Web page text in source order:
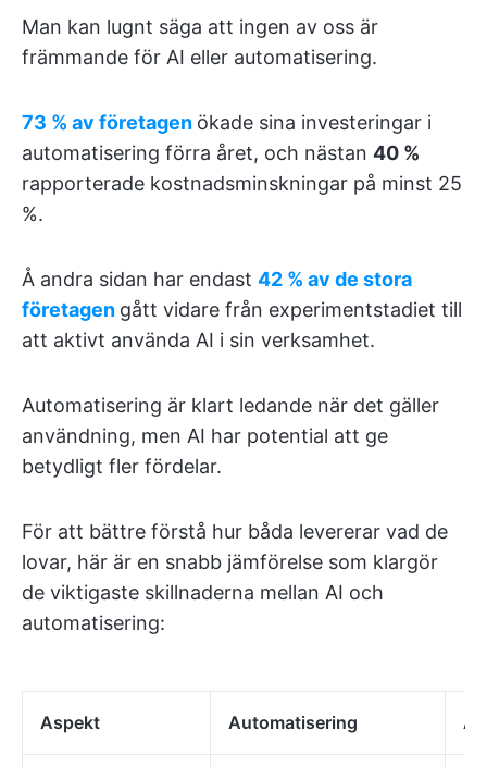
Man kan lugnt säga att ingen av oss är
främmande för AI eller automatisering.
73 % av företagen ökade sina investeringar i
automatisering förra året, och nästan 40 %
rapporterade kostnadsminskningar på minst 25
%.
Å andra sidan har endast 42 % av de stora
företagen gått vidare från experimentstadiet till
att aktivt använda AI i sin verksamhet.
Automatisering är klart ledande när det gäller
användning, men AI har potential att ge
betydligt fler fördelar.
För att bättre förstå hur båda levererar vad de
lovar, här är en snabb jämförelse som klargör
de viktigaste skillnaderna mellan AI och
automatisering:
Aspekt Automatisering